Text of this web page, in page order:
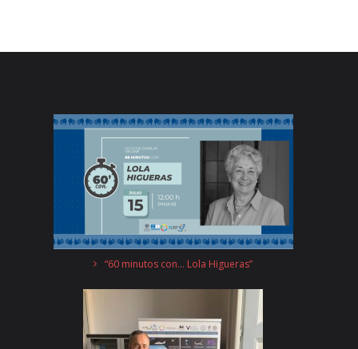
“60 minutos con… Lola Higueras”